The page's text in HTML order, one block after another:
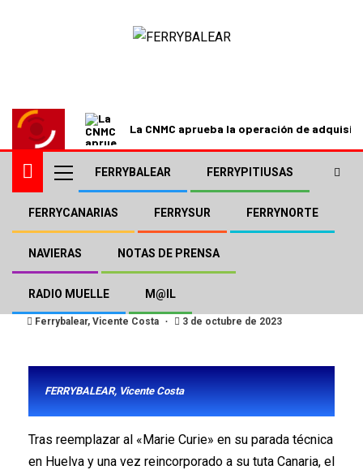
La CNMC aprueba la operación de
FERRYBALEAR FERRYPITIUSAS
FERRYCANARIAS FERRYSUR FERRYNORTE
NAVIERAS NOTAS DE PRENSA
RADIO MUELLE M@IL
El «Hypatia» de Baleària en
Viana do Castelo
Ferrybalear, Vicente Costa 3 de octubre de 2023
FERRYBALEAR, Vicente Costa
Tras reemplazar al «Marie Curie» en su parada técnica
en Huelva y una vez reincorporado a su tuta Canaria, el